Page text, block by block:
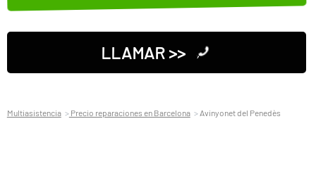
LLAMAR >>
Multiasistencia Precio reparaciones en Barcelona Avinyonet del Penedès